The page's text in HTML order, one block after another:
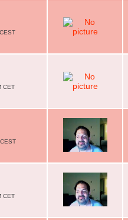
CET
CET